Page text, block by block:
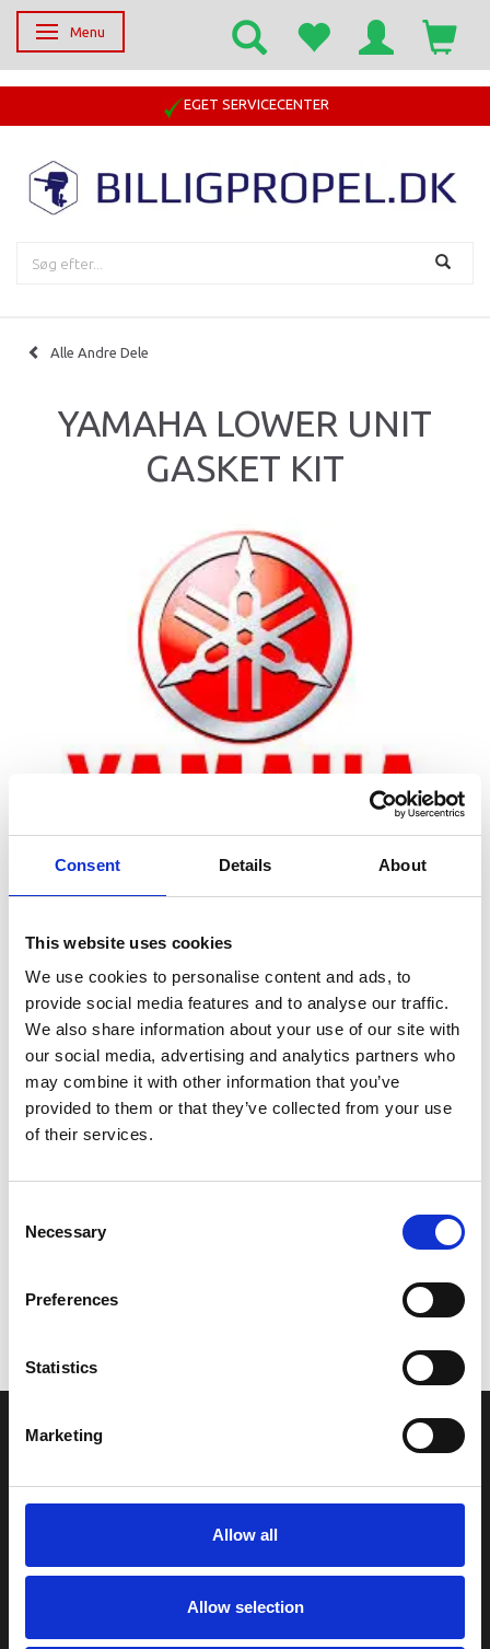
Consent Details About
This website uses cookies
We use cookies to personalise content and ads, to
provide social media features and to analyse our traffic.
We also share information about your use of our site with
our social media, advertising and analytics partners who
may combine it with other information that you’ve
provided to them or that they’ve collected from your use
of their services.
Selection
Necessary
Preferences
Statistics
Marketing
Allow all
Allow selection
Skifte navigation
Menu
EGET SERVICECENTER
Alle Andre Dele
YAMAHA LOWER UNIT
GASKET KIT
Zoom
Leveringstid er 5-6 dag(e)
Model/varenr.: 69MWG0012000
131,38 DKK
Vi oplever i øjeblikket store og hyppige prisændringer i markedet.
leveres, eller hvor prisen afviger fra det viste. Vi kontakter dig
naturligvis, hvis dette er tilfældet.
INFORMATIONER